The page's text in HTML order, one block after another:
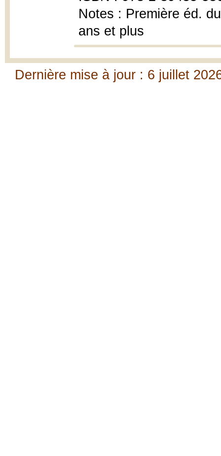
Notes : Première éd.
ans et plus
Dernière mise à jour : 6 juillet